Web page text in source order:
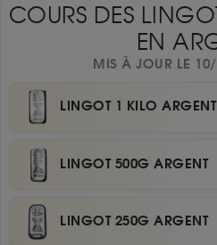
COURS DES
EN
MIS À JOUR LE
LINGOT 1 KILO ARGENT
LINGOT 500G ARGENT
LINGOT 250G ARGENT